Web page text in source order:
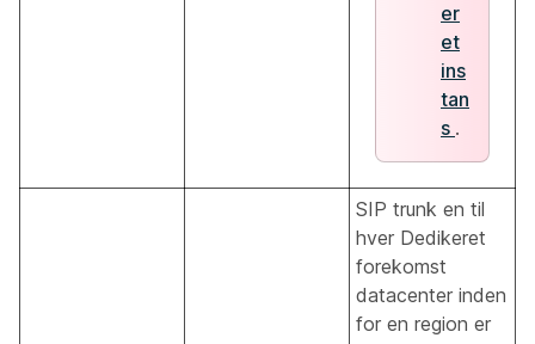
er
et
ins
tan
s .
SIP trunk en til
hver Dedikeret
forekomst
datacenter inden
for en region er